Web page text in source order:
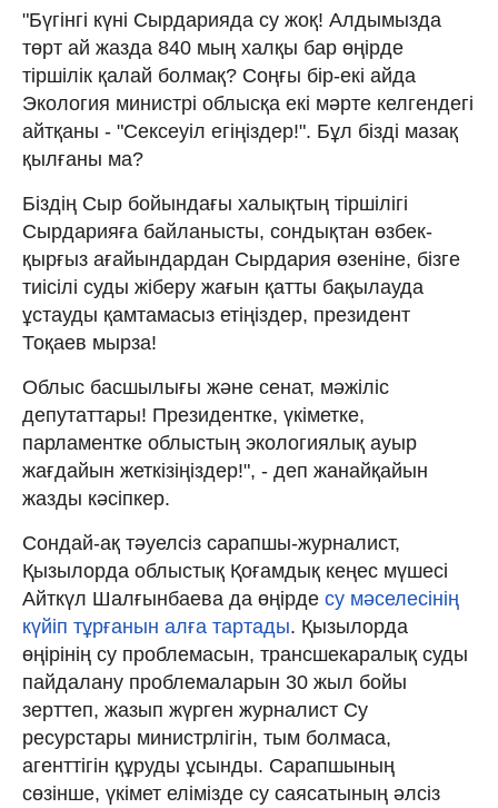
"Бүгінгі күні Сырдарияда су жоқ! Алдымызда
төрт ай жазда 840 мың халқы бар өңірде
тіршілік қалай болмақ? Соңғы бір-екі айда
Экология министрі облысқа екі мәрте келгендегі
айтқаны - "Сексеуіл егіңіздер!". Бұл бізді мазақ
қылғаны ма?
Біздің Сыр бойындағы халықтың тіршілігі
Сырдарияға байланысты, сондықтан өзбек-
қырғыз ағайындардан Сырдария өзеніне, бізге
тиісілі суды жіберу жағын қатты бақылауда
ұстауды қамтамасыз етіңіздер, президент
Тоқаев мырза!
Облыс басшылығы және сенат, мәжіліс
депутаттары! Президентке, үкіметке,
парламентке облыстың экологиялық ауыр
жағдайын жеткізіңіздер!", - деп жанайқайын
жазды кәсіпкер.
Сондай-ақ тәуелсіз сарапшы-журналист,
Қызылорда облыстық Қоғамдық кеңес мүшесі
Айткүл Шалғынбаева да өңірде су мәселесінің
күйіп тұрғанын алға тартады. Қызылорда
өңірінің су проблемасын, трансшекаралық суды
пайдалану проблемаларын 30 жыл бойы
зерттеп, жазып жүрген журналист Су
ресурстары министрлігін, тым болмаса,
агенттігін құруды ұсынды. Сарапшының
сөзінше, үкімет елімізде су саясатының әлсіз